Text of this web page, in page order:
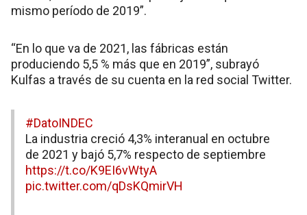
mismo período de 2019”.
“En lo que va de 2021, las fábricas están
produciendo 5,5 % más que en 2019”, subrayó
Kulfas a través de su cuenta en la red social Twitter.
#DatoINDEC
La industria creció 4,3% interanual en octubre
de 2021 y bajó 5,7% respecto de septiembre
https://t.co/K9EI6vWtyA
pic.twitter.com/qDsKQmirVH